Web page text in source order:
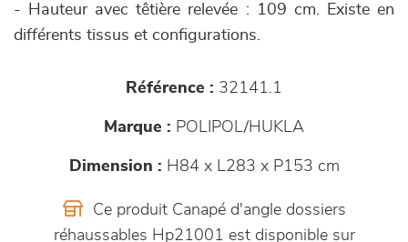
- Hauteur avec têtière relevée : 109 cm. Existe en
différents tissus et configurations.
Référence : 32141.1
Marque : POLIPOL/HUKLA
Dimension : H84 x L283 x P153 cm
Ce produit Canapé d'angle dossiers
réhaussables Hp21001 est disponible sur